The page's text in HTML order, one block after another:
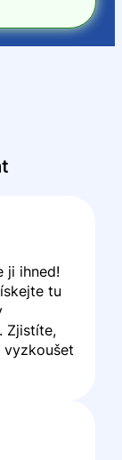
ji ihned!
tu
Zjistíte,
vyzkoušet